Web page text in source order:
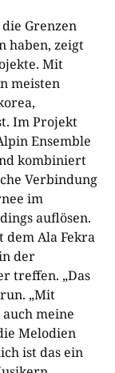
Grenzen
haben, zeigt
Mit
meisten
Im Projekt
Ensemble
kombiniert
Verbindung
im
auflösen.
dem Ala Fekra
der
treffen. „Das
„Mit
meine
Melodien
ist das ein